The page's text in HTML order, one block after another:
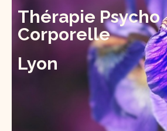
Thérapie Psycho
Corporelle
Lyon